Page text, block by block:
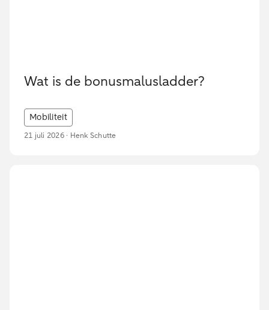
Wat is de bonusmalusladder?
Mobiliteit
21 juli 2026 · Henk Schutte